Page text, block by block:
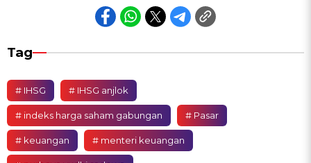
Tag
# IHSG # IHSG anjlok
# indeks harga saham gabungan # Pasar
# keuangan # menteri keuangan